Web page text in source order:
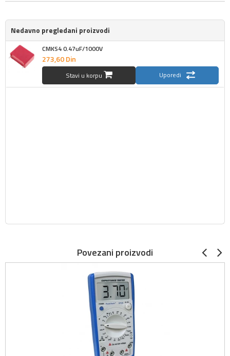
Nedavno pregledani proizvodi
CMKS4 0.47uF/1000V
273,60Din
Stavi u korpu Uporedi
Povezani proizvodi